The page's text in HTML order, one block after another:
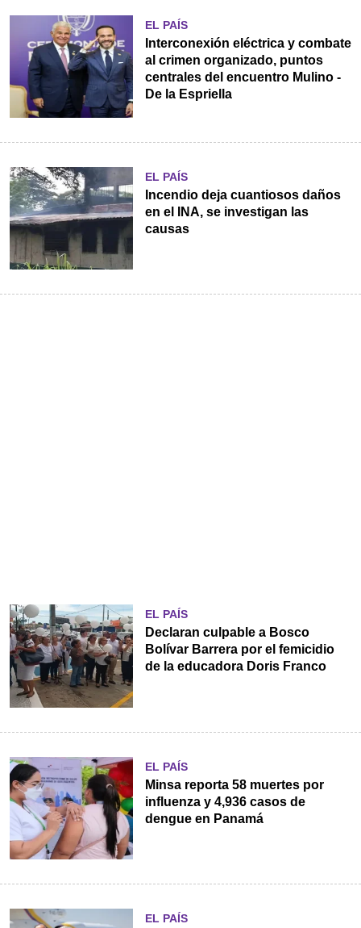
EL PAÍS
Interconexión eléctrica y combate
al crimen organizado, puntos
centrales del encuentro Mulino -
De la Espriella
EL PAÍS
Incendio deja cuantiosos daños
en el INA, se investigan las
causas
EL PAÍS
Declaran culpable a Bosco
Bolívar Barrera por el femicidio
de la educadora Doris Franco
EL PAÍS
Minsa reporta 58 muertes por
influenza y 4,936 casos de
dengue en Panamá
EL PAÍS